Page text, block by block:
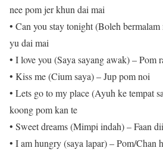
nee pom jer khun dai mai
• Can you stay tonight (Boleh
yu dai mai
• I love you (Saya sayang awak) – Pom
• Kiss me (Cium saya) – Jup pom noi
• Lets go to my place (Ayuh ke tempat
koong pom kan te
• Sweet dreams (Mimpi indah) – Faan
• I am hungry (saya lapar) – Pom/Chan